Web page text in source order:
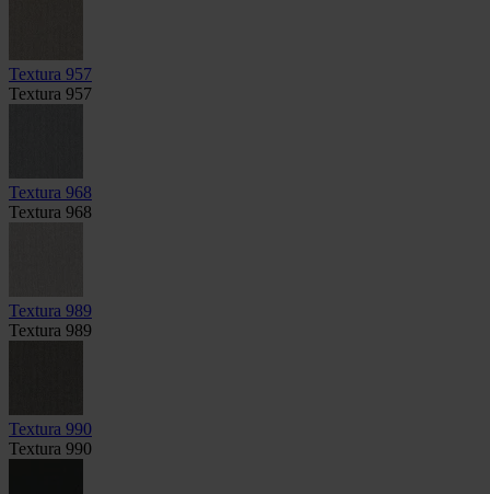
Textura 957
Textura 957
Textura 968
Textura 968
Textura 989
Textura 989
Textura 990
Textura 990